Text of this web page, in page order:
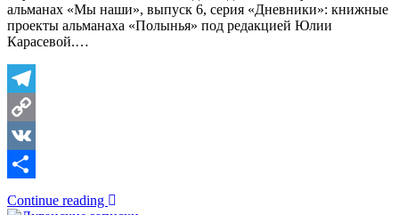
альманах «Мы наши», выпуск 6, серия «Дневники»: книжные
проекты альманаха «Полынья» под редакцией Юлии
Карасевой.…
Telegram
Copy
Link
VK
Отправить
Continue reading